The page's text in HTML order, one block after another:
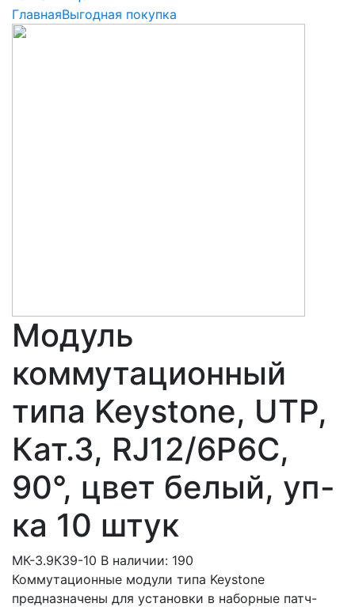
ГлавнаяВыгодная покупка
Модуль
коммутационный
типа Keystone, UTP,
Кат.3, RJ12/6P6C,
90°, цвет белый, уп-
ка 10 штук
МК-3.9К39-10 В наличии: 190
Коммутационные модули типа Keystone
предназначены для установки в наборные патч-